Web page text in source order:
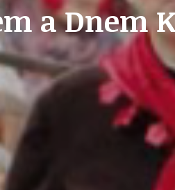
SOUTĚŽE
a Dnem